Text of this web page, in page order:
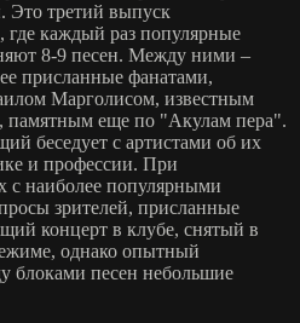
Это третий выпуск
каждый раз популярные
8-9 песен. Между ними –
присланные фанатами,
Марголисом, известным
памятным еще по "Акулам пера".
беседует с артистами об их
и профессии. При
с наиболее популярными
зрителей, присланные
концерт в клубе, снятый в
однако опытный
блоками песен небольшие